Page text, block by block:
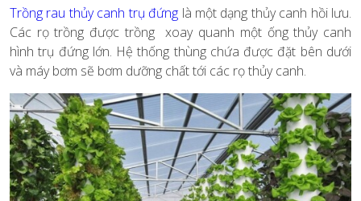
Trồng rau thủy canh trụ đứng là một dạng thủy canh hồi lưu.
Các rọ trồng được trồng xoay quanh một ống thủy canh
hình trụ đứng lớn. Hệ thống thùng chứa được đặt bên dưới
và máy bơm sẽ bơm dưỡng chất tới các rọ thủy canh.